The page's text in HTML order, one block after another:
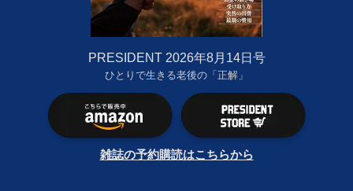
PRESIDENT 2026年8月14日号
ひとりで生きる老後の「正解」
雑誌の予約購読はこちらから